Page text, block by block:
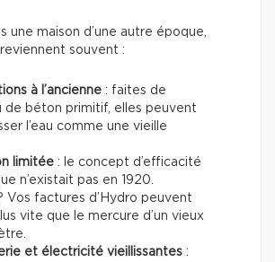
une maison d’une autre époque,
souvent :
à l’ancienne : faites de
de béton primitif, elles peuvent
l’eau comme une vieille
limitée : le concept d’efficacité
n’existait pas en 1920.
Vos factures d’Hydro peuvent
vite que le mercure d’un vieux
et électricité vieillissantes :